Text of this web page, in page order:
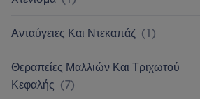
Ανταύγειες Και Ντεκαπάζ (1)
Θεραπείες Μαλλιών Και Τριχωτού
Κεφαλής (7)